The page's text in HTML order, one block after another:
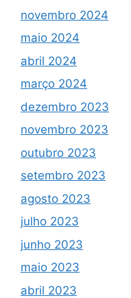
novembro 2024
maio 2024
abril 2024
março 2024
dezembro 2023
novembro 2023
outubro 2023
setembro 2023
agosto 2023
julho 2023
junho 2023
maio 2023
abril 2023